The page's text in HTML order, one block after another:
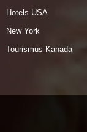
Hotels USA
New York
Tourismus Kanada